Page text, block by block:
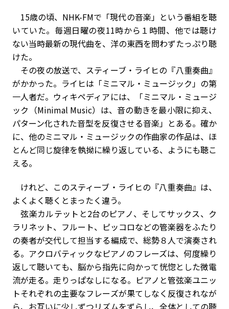
15歳の頃、NHK-FMで「現代の音楽」という番組を聴
いていた。毎週日曜の夜11時から１時間、他では聴け
ない当時最新の現代曲を、洋の東西を問わずたっぷり聴
けた。
その夜の放送で、スティーブ・ライヒの『八重奏曲』
がかかった。ライヒは「ミニマル・ミュージック」の第
一人者だ。ウィキペディアには、「ミニマル・ミュージ
ック（Minimal Music）は、音の動きを最小限に抑え、
パターン化された音型を反復させる音楽」とある。確か
に、他のミニマル・ミュージックの作曲家の作品は、ほ
とんど同じ旋律を執拗に繰り返している、ようにも聴こ
える。
けれど、このスティーブ・ライヒの『八重奏曲』は、
よくよく聴くとまったく違う。
弦楽カルテットと2台のピアノ、そしてサックス、ク
ラリネット、フルート、ピッコロなどの管楽器をふたり
の奏者が交代して担当する編成で、総勢８人で演奏され
る。アクロバティックなピアノのフレーズは、何度繰り
返して聴いても、脳から指先に向かって恍惚とした微電
流が走る。走りっぱなしになる。ピアノと管弦楽ユニッ
トそれぞれの主要なフレーズが果てしなく反復されなが